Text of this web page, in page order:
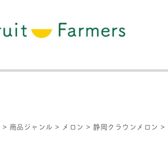
> 商品ジャンル > メロン > 静岡クラウンメロン >